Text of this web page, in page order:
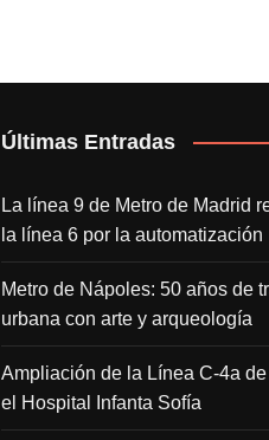
Últimas Entradas
La línea 9 de Metro de Madrid
la línea 6 por la automatización
Metro de Nápoles: 50 años de
urbana con arte y arqueología
Ampliación de la Línea C-4a
el Hospital Infanta Sofía